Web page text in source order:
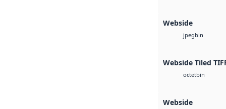
Webside
jpegbin
Webside Tiled
octetbin
Webside